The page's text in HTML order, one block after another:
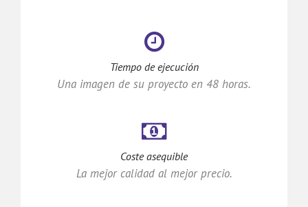
Tiempo de ejecución
Una imagen de su proyecto en 48 horas.
Coste asequible
La mejor calidad al mejor precio.